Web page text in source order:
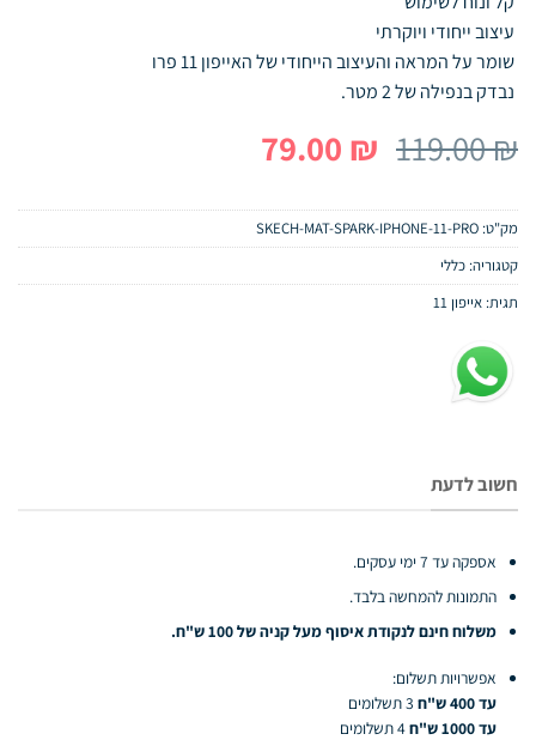
עיצוב ייחודי ויוקרתי
שומר על המראה והעיצוב הייחודי של האייפון 11 פרו
נבדק בנפילה של 2 מטר.
119.00₪ המחיר
היה:
119.00 ₪.
79.00 ₪ המחיר
הוא:
79.00 ₪. מק"ט: SKECH-MAT-SPARK-IPHONE-11-PRO
קטגוריה: כללי
תגית: אייפון 11
חשוב לדעת
אספקה עד 7 ימי עסקים.
התמונות להמחשה בלבד.
משלוח חינם לנקודת איסוף מעל קניה של 100 ש"ח.
אפשרויות תשלום:
עד 400 ש"ח
3 תשלומים
עד 1000 ש"ח
4 תשלומים